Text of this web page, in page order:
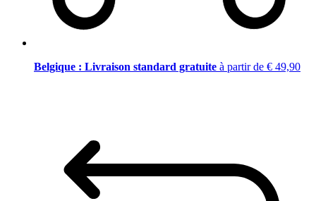
Belgique : Livraison standard gratuite à partir de € 49,90